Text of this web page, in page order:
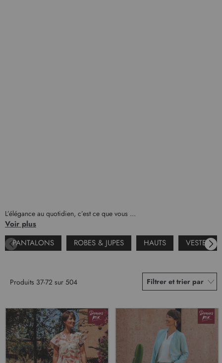
L’élégance au quotidien, c’est ce que vous ...
Voir plus
PANTALONS
ROBES & JUPES HAUTS VESTES
Produits 37-72 sur 504 Filtrer et trier par